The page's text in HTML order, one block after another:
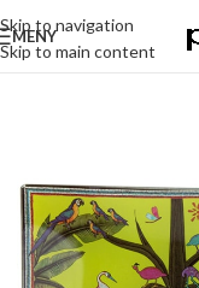
Skip to navigation
Skip to main content
MENY